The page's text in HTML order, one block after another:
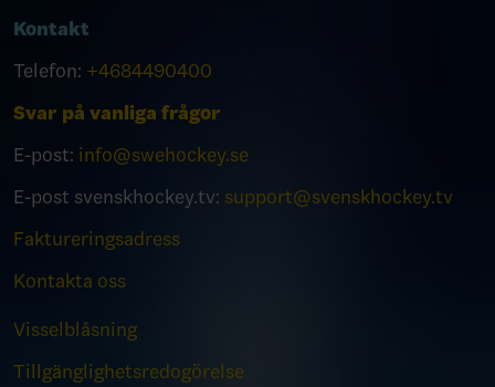
Kontakt
Telefon: +4684490400
Svar på vanliga frågor
E-post: info@swehockey.se
E-post svenskhockey.tv: support@svenskhockey.tv
Faktureringsadress
Kontakta oss
Visselblåsning
Tillgänglighetsredogörelse